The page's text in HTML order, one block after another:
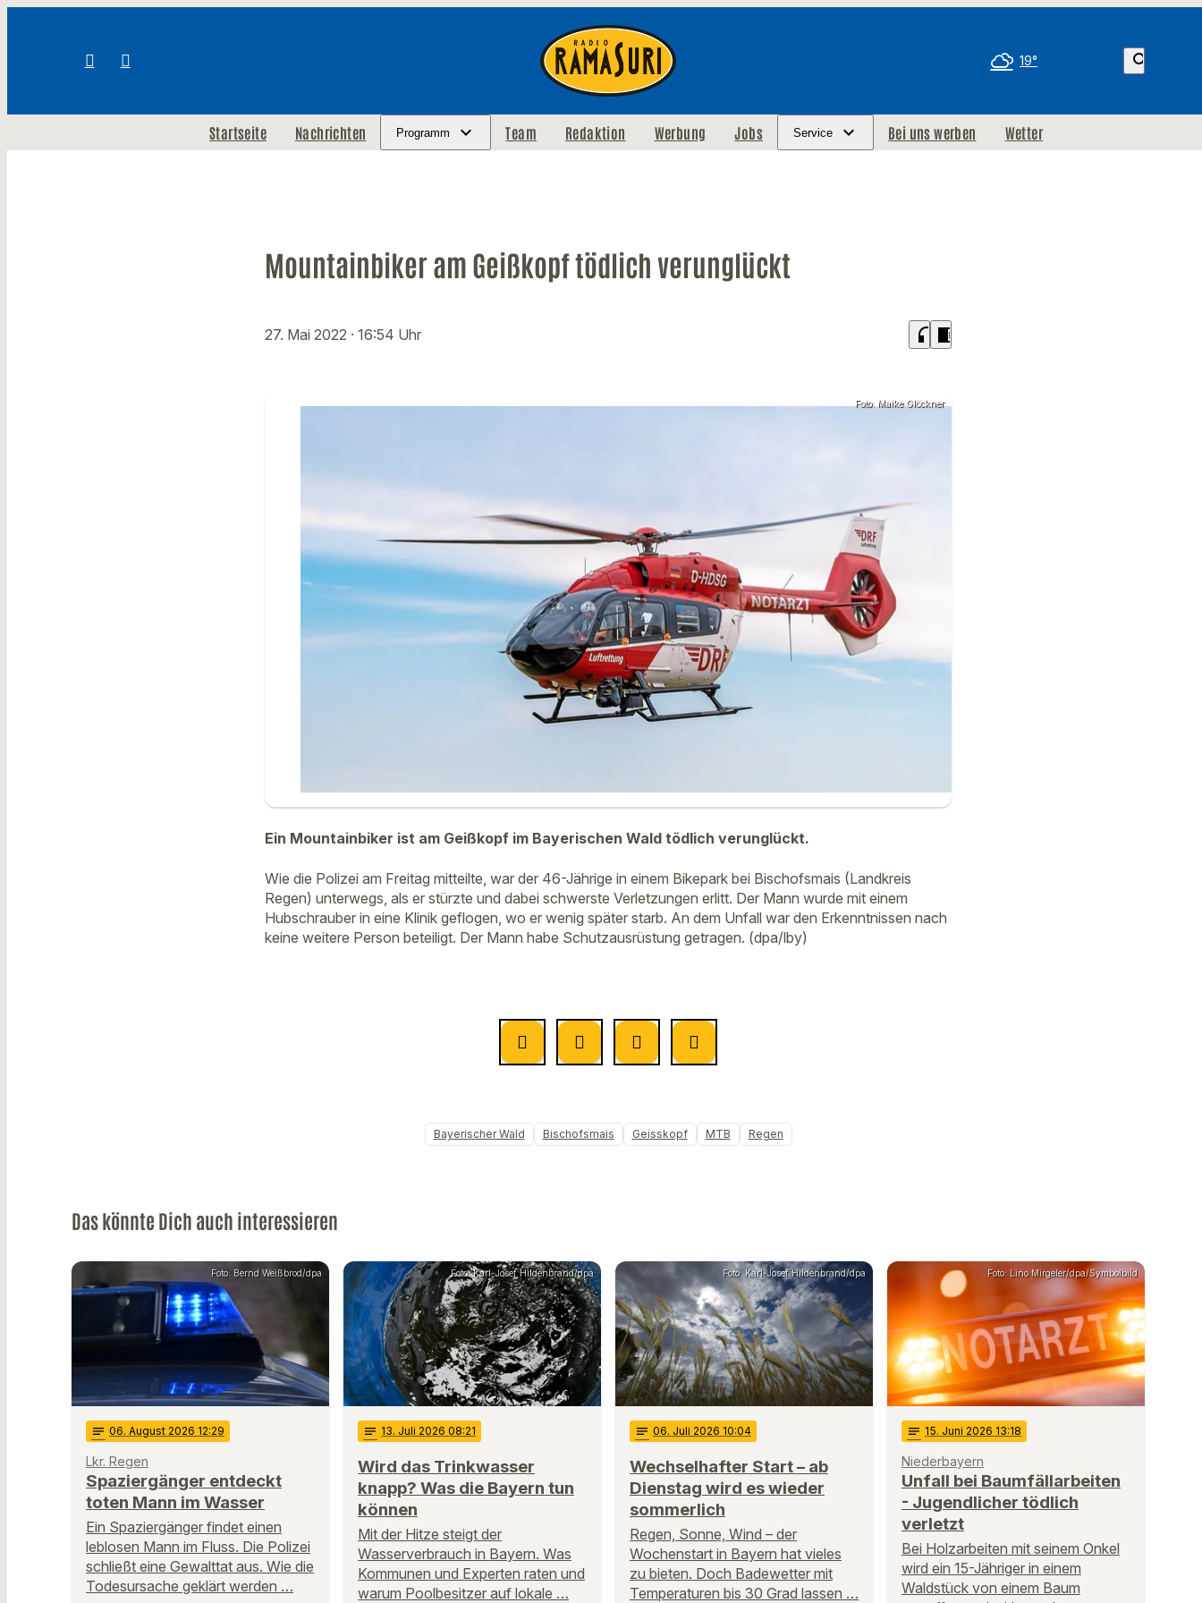
19° search
Startseite Nachrichten Programm Team Redaktion Werbung Jobs Service Bei uns werben Wetter
Mountainbiker am Geißkopf tödlich verunglückt
27. Mai 2022 · 16:54 Uhr headphones chrome_reader_mode
Foto: Maike Glöckner
Ein Mountainbiker ist am Geißkopf im Bayerischen Wald tödlich verunglückt.
Wie die Polizei am Freitag mitteilte, war der 46-Jährige in einem Bikepark bei Bischofsmais (Landkreis
Regen) unterwegs, als er stürzte und dabei schwerste Verletzungen erlitt. Der Mann wurde mit einem
Hubschrauber in eine Klinik geflogen, wo er wenig später starb. An dem Unfall war den Erkenntnissen nach
keine weitere Person beteiligt. Der Mann habe Schutzausrüstung getragen. (dpa/lby)
Bayerischer Wald Bischofsmais Geisskopf MTB Regen
Das könnte Dich auch interessieren
Foto: Bernd Weißbrod/dpa
notes 06. August 2026 12:29
Lkr. Regen
Spaziergänger entdeckt
toten Mann im Wasser
Ein Spaziergänger findet einen
leblosen Mann im Fluss. Die Polizei
schließt eine Gewalttat aus. Wie die
Todesursache geklärt werden …
Foto: Karl-Josef Hildenbrand/dpa
notes 13. Juli 2026 08:21
Wird das Trinkwasser
knapp? Was die Bayern tun
können
Mit der Hitze steigt der
Wasserverbrauch in Bayern. Was
Kommunen und Experten raten und
warum Poolbesitzer auf lokale …
Foto: Karl-Josef Hildenbrand/dpa
notes 06. Juli 2026 10:04
Wechselhafter Start – ab
Dienstag wird es wieder
sommerlich
Regen, Sonne, Wind – der
Wochenstart in Bayern hat vieles
zu bieten. Doch Badewetter mit
Temperaturen bis 30 Grad lassen …
Foto: Lino Mirgeler/dpa/Symbolbild
notes 15. Juni 2026 13:18
Niederbayern
Unfall bei Baumfällarbeiten
- Jugendlicher tödlich
verletzt
Bei Holzarbeiten mit seinem Onkel
wird ein 15-Jähriger in einem
Waldstück von einem Baum